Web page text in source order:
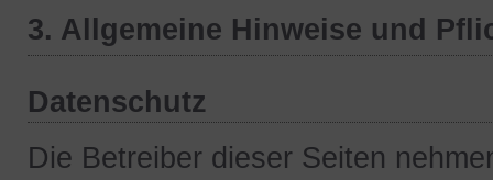
3. Allgemeine Hinweise und
Datenschutz
Die Betreiber dieser Seiten